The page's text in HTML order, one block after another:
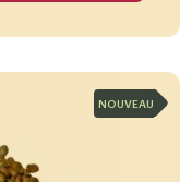
NOUVEAU